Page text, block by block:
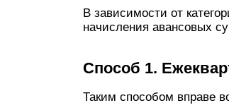
В зависимости от
начисления авансовых
Способ 1.
Таким способом вправе